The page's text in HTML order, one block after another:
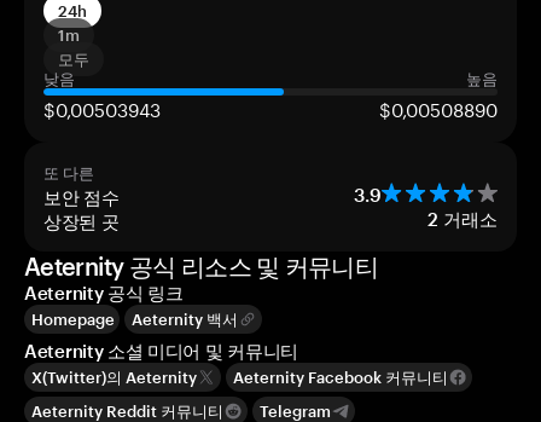
24h
1m
모두
낮음
높음
$0,00503943 $0,00508890
또 다른
보안 점수 3.9
상장된 곳 2 거래소
Aeternity 공식 리소스 및 커뮤니티
Aeternity 공식 링크
Homepage Aeternity 백서
Aeternity 소셜 미디어 및 커뮤니티
X(Twitter)의 Aeternity
Aeternity Facebook 커뮤니티
Aeternity Reddit 커뮤니티
Telegram